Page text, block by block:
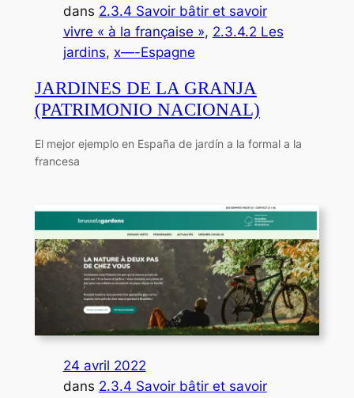
dans 2.3.4 Savoir bâtir et savoir
vivre « à la française », 2.3.4.2 Les
jardins, x—-Espagne
JARDINES DE LA GRANJA
(PATRIMONIO NACIONAL)
El mejor ejemplo en España de jardín a la formal a la
francesa
24 avril 2022
dans 2.3.4 Savoir bâtir et savoir